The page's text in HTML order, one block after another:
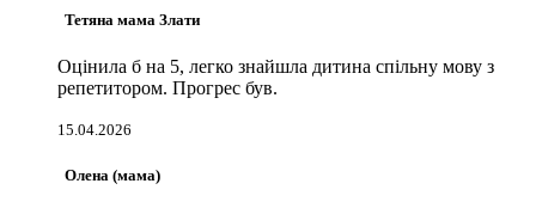
Тетяна мама Злати
Оцінила б на 5, легко знайшла дитина спільну мову з
репетитором. Прогрес був.
15.04.2026
Олена (мама)